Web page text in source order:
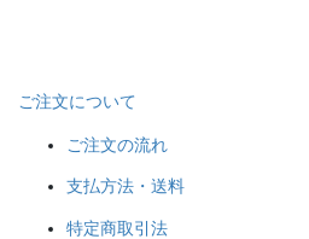
ご注文について
ご注文の流れ
支払方法・送料
特定商取引法